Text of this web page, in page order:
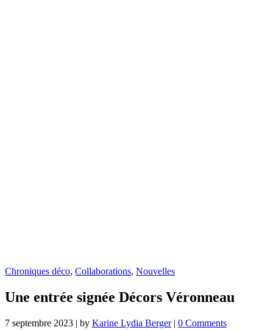
Chroniques déco, Collaborations, Nouvelles
Une entrée signée Décors Véronneau
7 septembre 2023 | by Karine Lydia Berger | 0 Comments